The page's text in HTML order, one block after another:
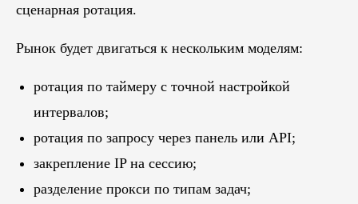
сценарная ротация.
Рынок будет двигаться к нескольким моделям:
ротация по таймеру с точной настройкой
интервалов;
ротация по запросу через панель или API;
закрепление IP на сессию;
разделение прокси по типам задач;